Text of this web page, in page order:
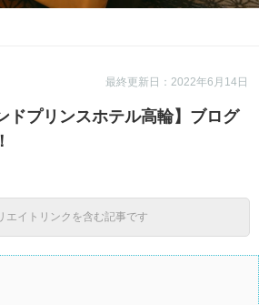
最終更新日：2022年6月14日
ドプリンスホテル高輪】ブログ
エイトリンクを含む記事です